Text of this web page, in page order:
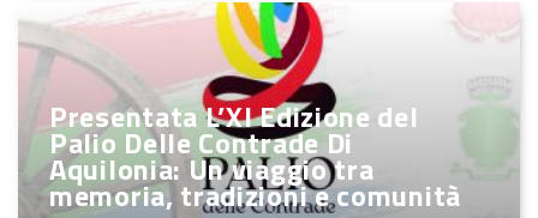
Presentata L’XI Edizione del
Palio Delle Contrade Di
Aquilonia: Un viaggio tra
memoria, tradizioni e comunità